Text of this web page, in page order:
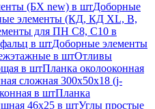
(БХ new) в штДоборные
элементы (КД, КД XL, В,
для ПН С8, С10 в
в штДоборные элементы
в штОтливы
в штПланка околооконная
сложная 300х50х18 (j-
в штПланка
46х25 в штУглы простые